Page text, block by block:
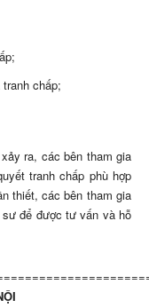
chấp;
ra, các bên tham gia
tranh chấp phù hợp
thiết, các bên tham gia
để được tư vấn và hỗ